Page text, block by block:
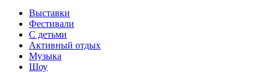
Выставки
Фестивали
С детьми
Активный отдых
Музыка
Шоу